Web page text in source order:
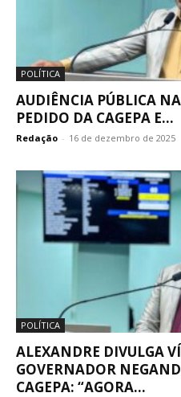
POLÍTICA
AUDIÊNCIA PÚBLICA
PEDIDO DA CAGEPA E...
Redação - 16 de dezembro de 2025
POLÍTICA
ALEXANDRE DIVULGA
GOVERNADOR
CAGEPA: “AGORA...